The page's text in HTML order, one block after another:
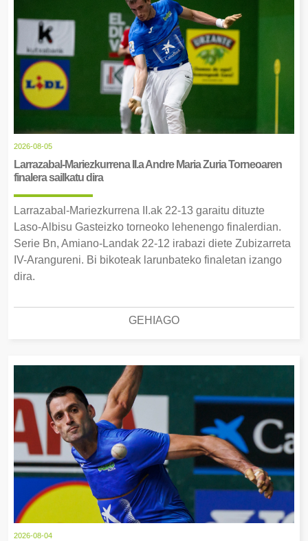
2026-08-05
Larrazabal-Mariezkurrena II.a Andre Maria Zuria Torneoaren
finalera sailkatu dira
Larrazabal-Mariezkurrena II.ak 22-13 garaitu dituzte
Laso-Albisu Gasteizko torneoko lehenengo finalerdian.
Serie Bn, Amiano-Landak 22-12 irabazi diete Zubizarreta
IV-Arangureni. Bi bikoteak larunbateko finaletan izango
dira.
GEHIAGO
2026-08-04